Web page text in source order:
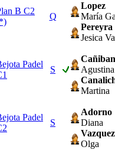
B C2
Q
Lopez
María
Pereyra
Jesica
Padel
S
Agustina
Martina
Padel
S
Adorno
Diana
Vazquez
Olga